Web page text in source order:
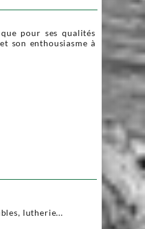
pour ses qualités
son enthousiasme à
lutherie...